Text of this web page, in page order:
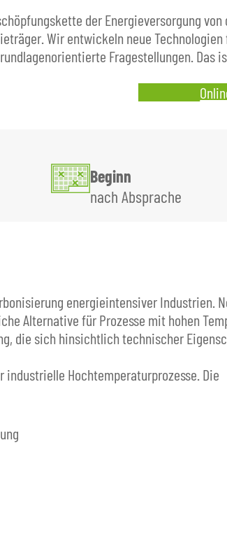
der Energieversorgung von
Wir entwickeln neue
Fragestellungen. Das
Beginn
nach Absprache
energieintensiver Industrien.
Alternative für Prozesse mit hohen
die sich hinsichtlich technischer
Hochtemperaturprozesse. Die